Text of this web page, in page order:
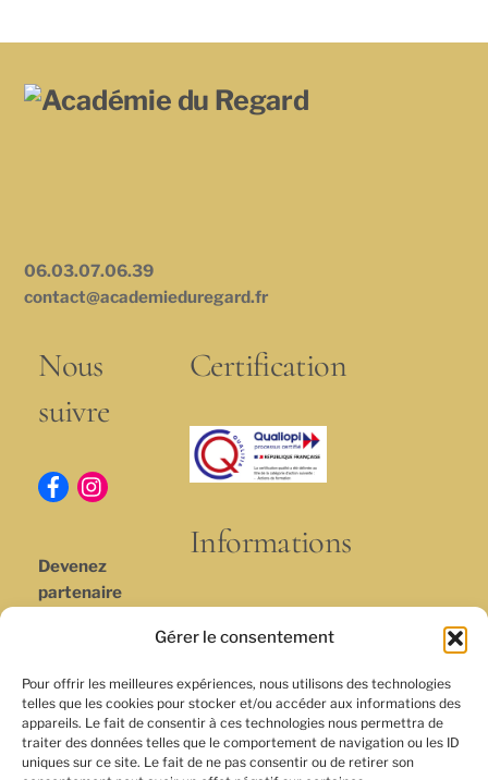
Gérer le consentement
Pour offrir les meilleures expériences, nous utilisons des technologies
telles que les cookies pour stocker et/ou accéder aux informations des
appareils. Le fait de consentir à ces technologies nous permettra de
traiter des données telles que le comportement de navigation ou les ID
uniques sur ce site. Le fait de ne pas consentir ou de retirer son
06.03.07.06.39
contact@academieduregard.fr
Nous
suivre
Devenez
partenaire
Certification
Informations
Contact
Actualités
Conditions
générales de
vente et
d’utilisation